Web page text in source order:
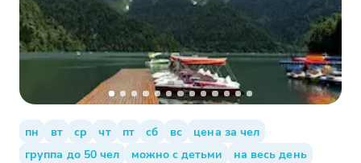
пн вт ср чт пт сб вс
цена за чел
группа до 50 чел
можно с детьми
на весь день